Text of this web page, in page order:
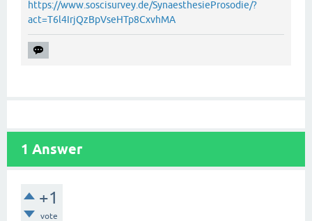
https://www.soscisurvey.de/SynaesthesieProsodie/?
act=T6l4IrjQzBpVseHTp8CxvhMA
1 Answer
+1
vote